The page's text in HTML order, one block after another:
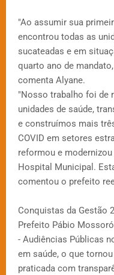
"Ao assumir sua
encontrou todas as
sucateadas e em
quarto ano de
comenta Alyane.
"Nosso trabalho foi de
unidades de saúde,
e construímos mais
COVID em setores
reformou e
Hospital Municipal.
comentou o prefeito
Conquistas da Gestão
Prefeito Pábio
- Audiências Públicas
em saúde, o que
praticada com